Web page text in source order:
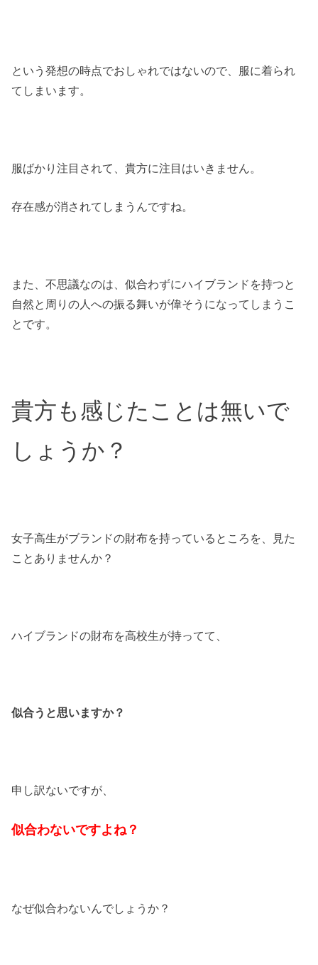
という発想の時点でおしゃれではないので、服に着られ
てしまいます。
服ばかり注目されて、貴方に注目はいきません。
存在感が消されてしまうんですね。
また、不思議なのは、似合わずにハイブランドを持つと
自然と周りの人への振る舞いが偉そうになってしまうこ
とです。
貴方も感じたことは無いで
しょうか？
女子高生がブランドの財布を持っているところを、見た
ことありませんか？
ハイブランドの財布を高校生が持ってて、
似合うと思いますか？
申し訳ないですが、
似合わないですよね？
なぜ似合わないんでしょうか？